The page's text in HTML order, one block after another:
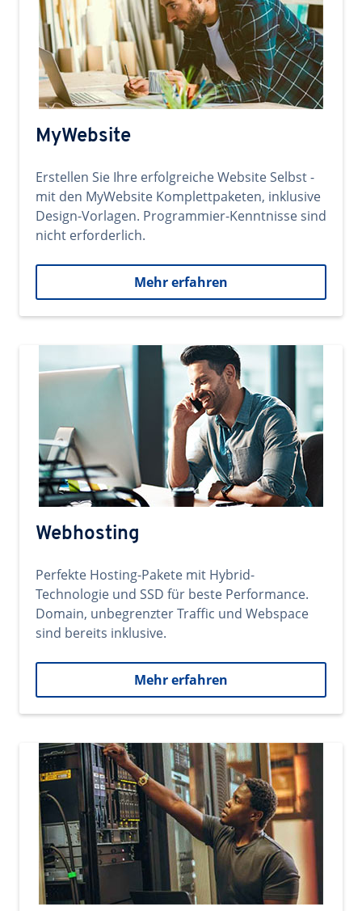
MyWebsite
Erstellen Sie Ihre erfolgreiche Website Selbst -
mit den MyWebsite Komplettpaketen, inklusive
Design-Vorlagen. Programmier-Kenntnisse sind
nicht erforderlich.
Mehr erfahren
Webhosting
Perfekte Hosting-Pakete mit Hybrid-
Technologie und SSD für beste Performance.
Domain, unbegrenzter Traffic und Webspace
sind bereits inklusive.
Mehr erfahren